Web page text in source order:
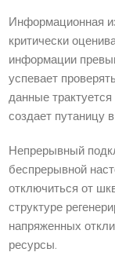
Информационная
критически
информации
успевает
данные
создает путаницу
Непрерывный
беспрерывной
отключиться от
структуре
напряженных
ресурсы.